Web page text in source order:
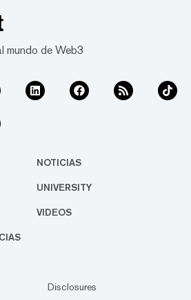
mundo de Web3
NOTICIAS
UNIVERSITY
VIDEOS
Disclosures